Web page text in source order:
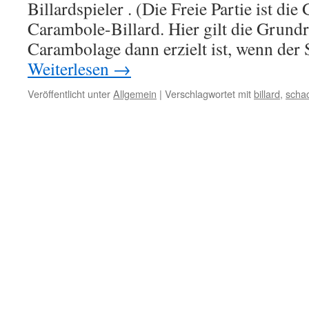
Billardspieler . (Die Freie Partie ist die
Carambole-Billard. Hier gilt die
Carambolage dann erzielt ist, wenn
Weiterlesen →
Veröffentlicht unterAllgemein | Verschlagwortet mitbillard,